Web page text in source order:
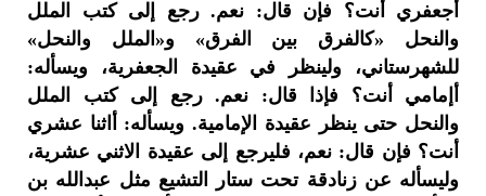
أجعفري أنت؟ فإن قال: نعم. رجع إلى كتب الملل
والنحل «كالفرق بين الفرق» و«الملل والنحل»
للشهرستاني، ولينظر في عقيدة الجعفرية، ويسأله:
أإمامي أنت؟ فإذا قال: نعم. رجع إلى كتب الملل
والنحل حتى ينظر عقيدة الإمامية. ويسأله: أاثنا عشري
أنت؟ فإن قال: نعم، فليرجع إلى عقيدة الاثني عشرية،
وليسأله عن زنادقة تحت ستار التشيع مثل عبدالله بن